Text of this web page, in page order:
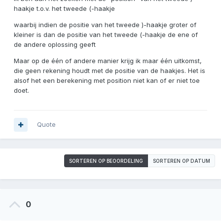
haakje t.o.v. het tweede (-haakje
waarbij indien de positie van het tweede )-haakje groter of
kleiner is dan de positie van het tweede (-haakje de ene of
de andere oplossing geeft
Maar op de één of andere manier krijg ik maar één uitkomst,
die geen rekening houdt met de positie van de haakjes. Het is
alsof het een berekening met position niet kan of er niet toe
doet.
Quote
SORTEREN OP BEOORDELING SORTEREN OP DATUM
0